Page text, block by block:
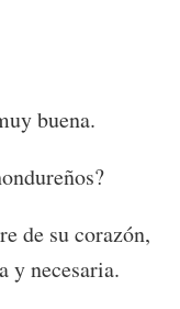
buena.
de su corazón,
y necesaria.